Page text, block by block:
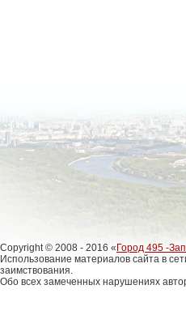
Copyright © 2008 - 2016 « Город 495 -
Использование материалов сайта в
заимствования.
Обо всех замеченных нарушениях